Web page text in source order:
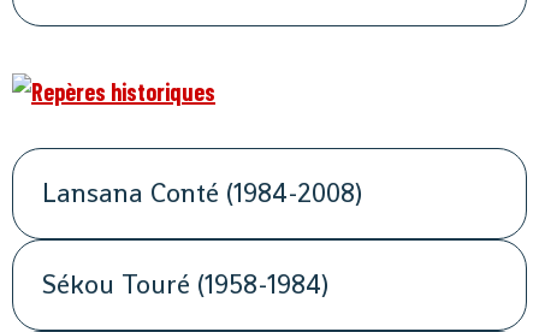
Lansana Conté (1984-2008)
Sékou Touré (1958-1984)